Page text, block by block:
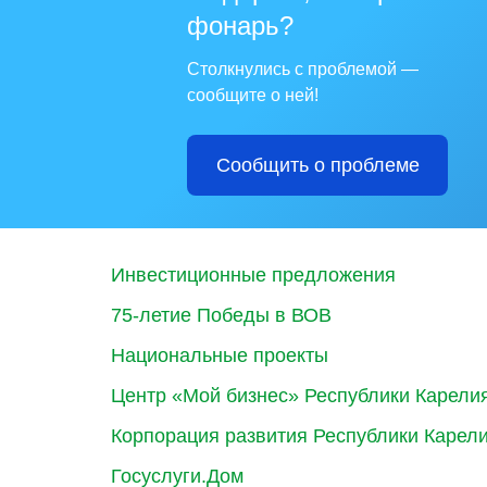
фонарь?
Столкнулись с проблемой —
сообщите о ней!
Сообщить о проблеме
Инвестиционные предложения
75-летие Победы в ВОВ
Национальные проекты
Центр «Мой бизнес» Республики
Корпорация развития Республики
Госуслуги.Дом